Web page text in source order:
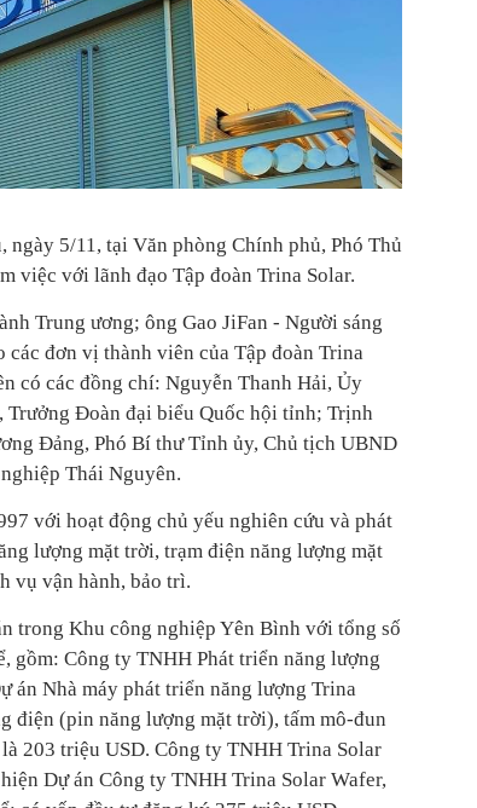
5/11, tại Văn phòng Chính phủ, Phó Thủ
việc với lãnh đạo Tập đoàn Trina Solar.
Trung ương; ông Gao JiFan - Người sáng
đơn vị thành viên của Tập đoàn Trina
có các đồng chí: Nguyễn Thanh Hải, Ủy
Đoàn đại biểu Quốc hội tỉnh; Trịnh
Đảng, Phó Bí thư Tỉnh ủy, Chủ tịch UBND
Thái Nguyên.
với hoạt động chủ yếu nghiên cứu và phát
lượng mặt trời, trạm điện năng lượng mặt
vụ vận hành, bảo trì.
trong Khu công nghiệp Yên Bình với tổng số
gồm: Công ty TNHH Phát triển năng lượng
án Nhà máy phát triển năng lượng Trina
điện (pin năng lượng mặt trời), tấm mô-đun
203 triệu USD. Công ty TNHH Trina Solar
Dự án Công ty TNHH Trina Solar Wafer,